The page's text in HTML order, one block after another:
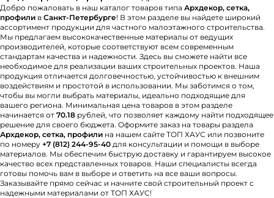
Добро пожаловать в наш каталог товаров типа Архдекор, сетка,
профили в Санкт-Петербурге! В этом разделе вы найдете широкий
ассортимент продукции для частного малоэтажного строительства.
Мы предлагаем высококачественные материалы от ведущих
производителей, которые соответствуют всем современным
стандартам качества и надежности. Здесь вы сможете найти все
необходимое для реализации ваших строительных проектов. Наша
продукция отличается долговечностью, устойчивостью к внешним
воздействиям и простотой в использовании. Мы заботимся о том,
чтобы вы могли выбрать материалы, идеально подходящие для
вашего региона. Минимальная цена товаров в этом разделе
начинается от 70.18 рублей, что позволяет каждому найти подходящее
решение для своего бюджета. Оформите заказ на товары раздела
Архдекор, сетка, профили на нашем сайте ТОП ХАУС или позвоните
по номеру +7 (812) 244-95-40 для консультации и помощи в выборе
материалов. Мы обеспечим быструю доставку и гарантируем высокое
качество всех представленных товаров. Наши специалисты всегда
готовы помочь вам в выборе и ответить на все ваши вопросы.
Заказывайте прямо сейчас и начните свой строительный проект с
надежными материалами от ТОП ХАУС!